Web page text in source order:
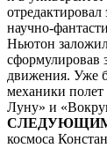
отредактировал
научно-
Ньютон
сформулировав
движения. Уже
механики
Луну» и
космоса